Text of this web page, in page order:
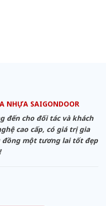
NHỰA SAIGONDOOR
đến cho đối tác và khách
cao cấp, có giá trị gia
đồng một tương lai tốt đẹp